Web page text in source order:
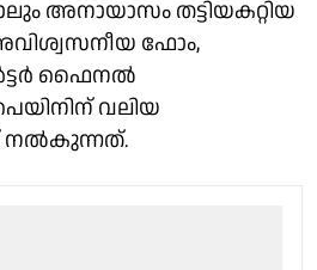
അനായാസം തട്ടിയകറ്റിയ
ഫോം,
ഫൈനൽ
വലിയ
നൽകുന്നത്.